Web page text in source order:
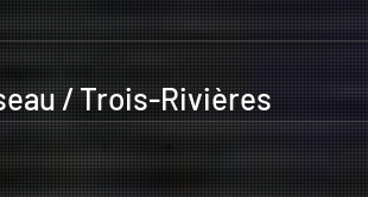
/ Trois-Rivières